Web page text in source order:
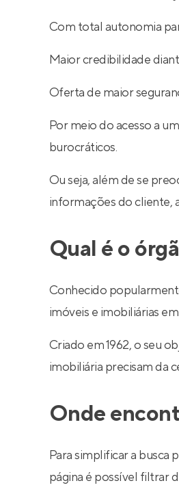
Com total autonomia
Maior credibilidade
Oferta de maior
Por meio do acesso a
burocráticos.
Ou seja, além de se
informações do cliente,
Qual é o
Conhecido
imóveis e imobiliárias
Criado em 1962, o seu
imobiliária precisam da
Onde
Para simplificar a busca
página é possível filtrar